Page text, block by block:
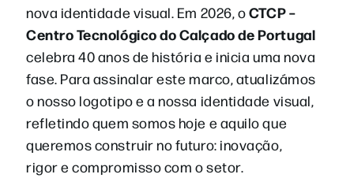
nova identidade visual. Em 2026, oCTCP –
Centro Tecnológico do Calçado de Portugal
celebra 40 anos de história e inicia uma nova
fase. Para assinalar este marco, atualizámos
o nosso logotipo e a nossa identidade visual,
refletindo quem somos hoje e aquilo que
queremos construir no futuro: inovação,
rigor e compromisso com o setor.